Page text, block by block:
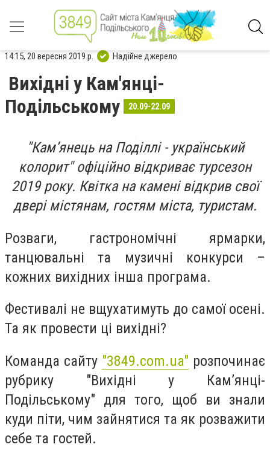
14:15, 20 вересня 2019 р. Надійне джерело
Вихідні у Кам'янці-
Подільському
20.09-22.09
"Кам’янець на Поділлі - український
колорит" офіційно відкриває турсезон
2019 року. Квітка на камені відкрив свої
двері містянам, гостям міста, туристам.
Розваги, гастрономічні ярмарки,
танцювальні та музичні конкурси –
кожних вихідних інша програма.
Фестивалі не вщухатимуть до самої осені.
Та як провести ці вихідні?
Команда сайту "3849.com.ua" розпочинає
рубрику "Вихідні у Кам’янці-
Подільському" для того, щоб ви знали
куди піти, чим зайнятися та як розважити
себе та гостей.